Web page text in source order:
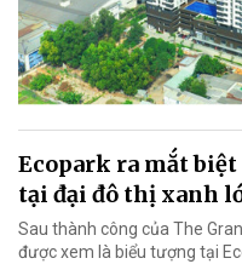
Ecopark ra mắt
tại đại đô thị xanh
Sau thành công của The
được xem là biểu tượng tại